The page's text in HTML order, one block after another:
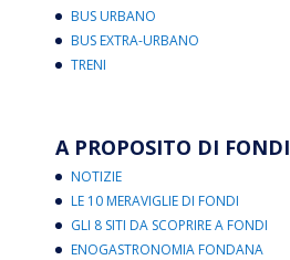
BUS URBANO
BUS EXTRA-URBANO
TRENI
A PROPOSITO DI FONDI
NOTIZIE
LE 10 MERAVIGLIE DI FONDI
GLI 8 SITI DA SCOPRIRE A FONDI
ENOGASTRONOMIA FONDANA